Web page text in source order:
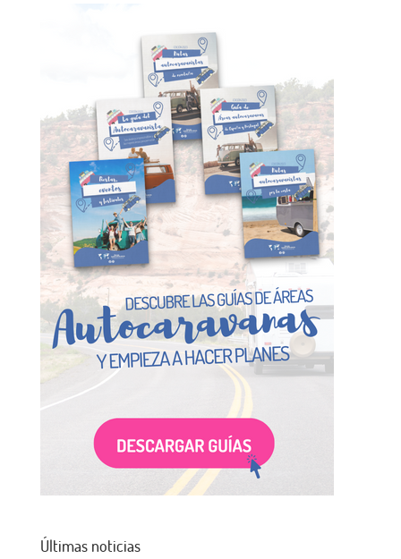
Últimas noticias